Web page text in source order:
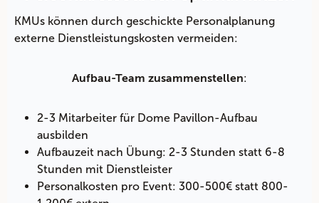
KMUs können durch geschickte Personalplanung
externe Dienstleistungskosten vermeiden:
Aufbau-Team zusammenstellen:
2-3 Mitarbeiter für Dome Pavillon-Aufbau
ausbilden
Aufbauzeit nach Übung: 2-3 Stunden statt 6-8
Stunden mit Dienstleister
Personalkosten pro Event: 300-500€ statt 800-